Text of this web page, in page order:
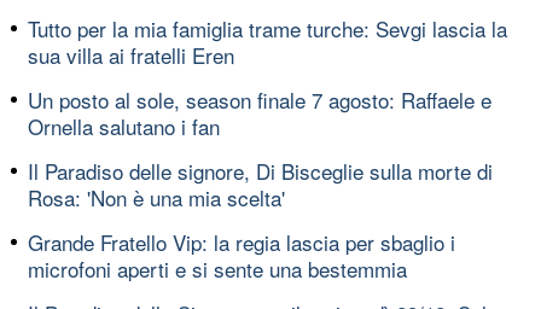
Tutto per la mia famiglia trame turche: Sevgi lascia la
sua villa ai fratelli Eren
Un posto al sole, season finale 7 agosto: Raffaele e
Ornella salutano i fan
Il Paradiso delle signore, Di Bisceglie sulla morte di
Rosa: 'Non è una mia scelta'
Grande Fratello Vip: la regia lascia per sbaglio i
microfoni aperti e si sente una bestemmia